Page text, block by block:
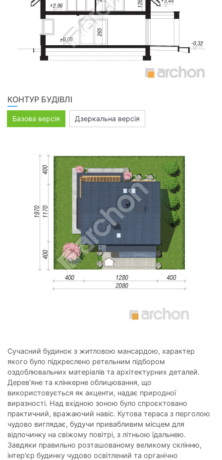
КОНТУР БУДІВЛІ
Базова версія Дзеркальна версія
Сучасний будинок з житловою мансардою, характер
якого було підкреслено ретельним підбором
оздоблювальних матеріалів та архітектурних деталей.
Дерев'яне та клінкерне облицювання, що
використовується як акценти, надає природної
виразності. Над вхідною зоною було спроєктовано
практичний, вражаючий навіс. Кутова тераса з перголою
чудово виглядає, будучи привабливим місцем для
відпочинку на свіжому повітрі, з літньою їдальнею.
Завдяки правильно розташованому великому склінню,
інтер'єр будинку чудово освітлений та органічно